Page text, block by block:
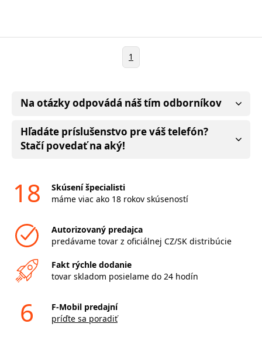
1
Na otázky odpovádá náš tím odborníkov
Hľadáte príslušenstvo pre váš telefón?
Stačí povedať na aký!
18
Skúsení špecialisti
máme viac ako 18 rokov skúseností
Autorizovaný predajca
predávame tovar z oficiálnej CZ/SK distribúcie
Fakt rýchle dodanie
tovar skladom posielame do 24 hodín
6
F-Mobil predajní
príďte sa poradiť